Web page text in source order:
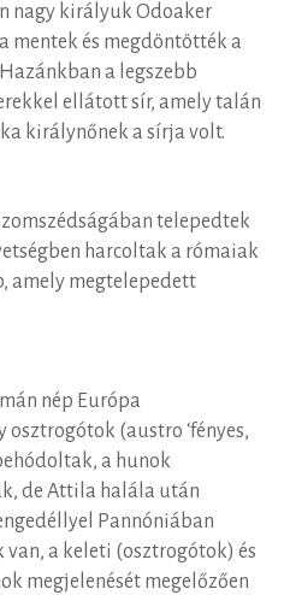
nagy királyuk Odoaker
mentek és megdöntötték a
a legszebb
ellátott sír, amely talán
királynőnek a sírja volt.
telepedtek
harcoltak a rómaiak
amely megtelepedett
nép Európa
(austro ‘fényes,
a hunok
de Attila halála után
Pannóniában
van, a keleti (osztrogótok) és
megjelenését megelőzően